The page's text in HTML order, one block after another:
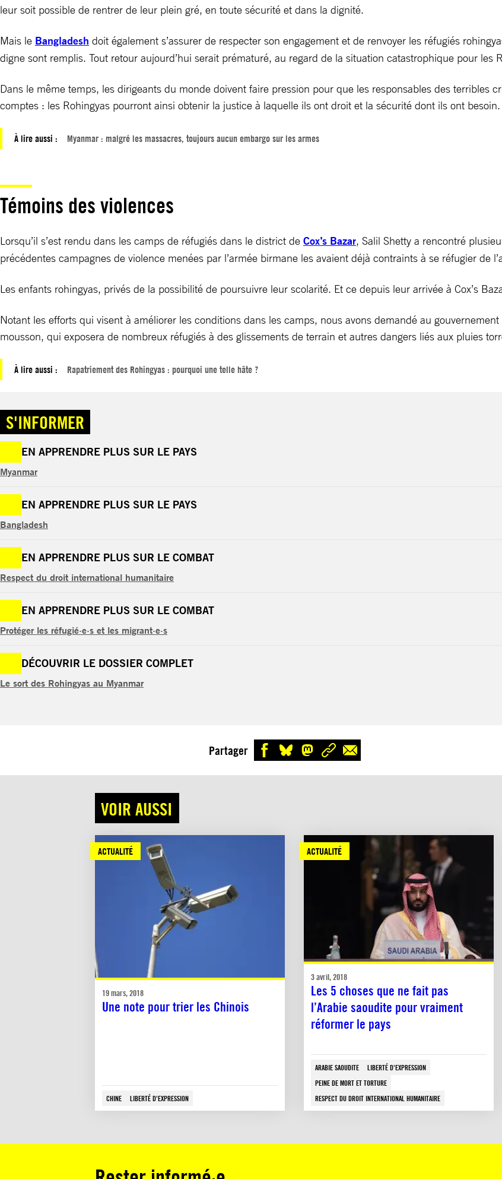
leur soit possible de rentrer de leur plein gré, en toute sécurité et dans la dignité.
Mais le Bangladesh doit également s’assurer de respecter son engagement et de renvoyer les réfugiés
digne sont remplis. Tout retour aujourd’hui serait prématuré, au regard de la situation catastrophique pour les
Dans le même temps, les dirigeants du monde doivent faire pression pour que les responsables des terribles
comptes : les Rohingyas pourront ainsi obtenir la justice à laquelle ils ont droit et la sécurité dont ils ont besoin.
À lire aussi : Myanmar : malgré les massacres, toujours aucun embargo sur les armes
Témoins des violences
Lorsqu’il s’est rendu dans les camps de réfugiés dans le district de Cox’s Bazar, Salil Shetty a rencontré
précédentes campagnes de violence menées par l’armée birmane les avaient déjà contraints à se réfugier de
Les enfants rohingyas, privés de la possibilité de poursuivre leur scolarité. Et ce depuis leur arrivée à Cox’s
Notant les efforts qui visent à améliorer les conditions dans les camps, nous avons demandé au
mousson, qui exposera de nombreux réfugiés à des glissements de terrain et autres dangers liés aux pluies
À lire aussi : Rapatriement des Rohingyas : pourquoi une telle hâte ?
S'INFORMER
EN APPRENDRE PLUS SUR LE PAYS
Myanmar
EN APPRENDRE PLUS SUR LE PAYS
Bangladesh
EN APPRENDRE PLUS SUR LE COMBAT
Respect du droit international humanitaire
EN APPRENDRE PLUS SUR LE COMBAT
Protéger les réfugié·e·s et les migrant·e·s
DÉCOUVRIR LE DOSSIER COMPLET
Le sort des Rohingyas au Myanmar
Partager
VOIR AUSSI
ACTUALITÉ
19 mars, 2018
Une note pour trier les Chinois
CHINE LIBERTÉ D'EXPRESSION
ACTUALITÉ
3 avril, 2018
Les 5 choses que ne fait pas
l’Arabie saoudite pour vraiment
réformer le pays
ARABIE SAOUDITE
LIBERTÉ D'EXPRESSION
PEINE DE MORT ET TORTURE
RESPECT DU DROIT INTERNATIONAL HUMANITAIRE